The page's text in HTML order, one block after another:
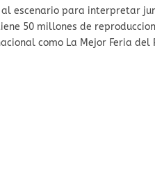
al escenario para interpretar
50 millones de
como La Mejor Feria del